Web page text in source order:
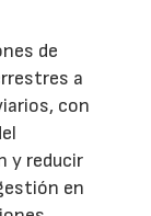
de
a
con
y reducir
en